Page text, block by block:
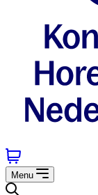
Menu